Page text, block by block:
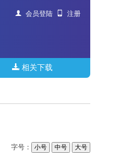
会员登陆 注册
相关下载
字号： 小号 中号 大号